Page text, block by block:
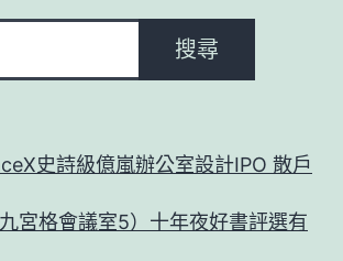
搜尋
史詩級億嵐辦公室設計IPO 散戶
宮格會議室5）十年夜好書評選有